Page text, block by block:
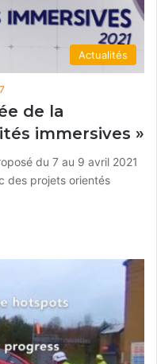
Actualités
de la
immersives »
du 7 au 9 avril 2021
des projets orientés